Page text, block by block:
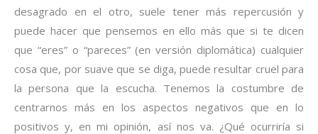
desagrado en el otro, suele tener más repercusión y
puede hacer que pensemos en ello más que si te dicen
que “eres” o “pareces” (en versión diplomática) cualquier
cosa que, por suave que se diga, puede resultar cruel para
la persona que la escucha. Tenemos la costumbre de
centrarnos más en los aspectos negativos que en lo
positivos y, en mi opinión, así nos va. ¿Qué ocurriría si